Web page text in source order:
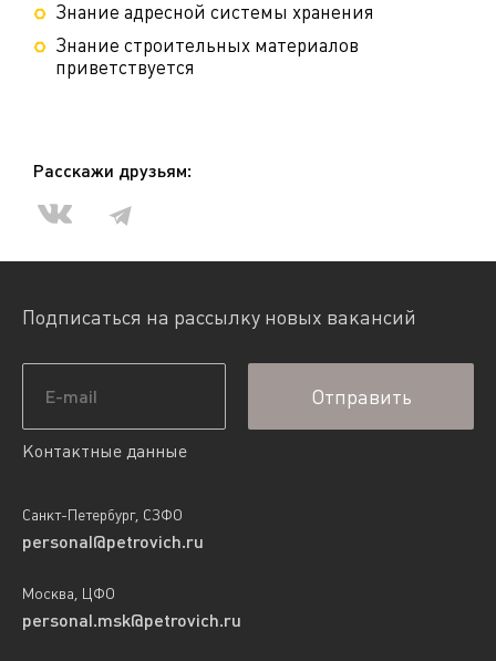
Знание адресной системы хранения
Знание строительных материалов
приветствуется
Расскажи друзьям:
Подписаться на рассылку новых вакансий
Отправить
Контактные данные
Санкт-Петербург, СЗФО
personal@petrovich.ru
Москва, ЦФО
personal.msk@petrovich.ru